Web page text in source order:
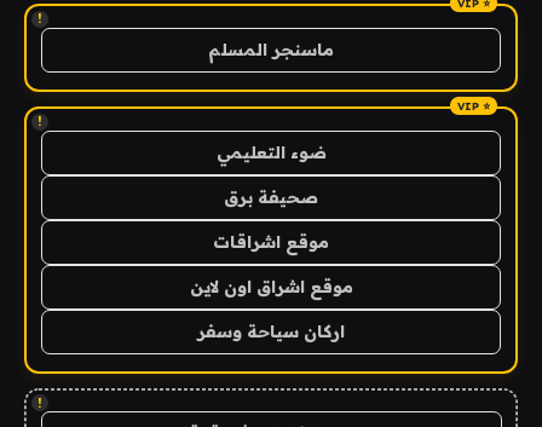
!
ماسنجر المسلم
!
ضوء التعليمي
صحيفة برق
موقع اشراقات
موقع اشراق اون لاين
اركان سياحة وسفر
!